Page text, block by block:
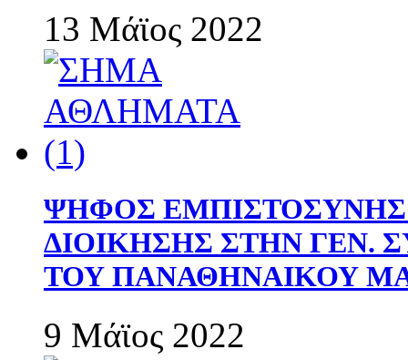
13 Μάϊος 2022
ΨΗΦΟΣ
ΔΙΟΙΚΗΣΗΣ ΣΤΗΝ ΓΕΝ.
ΤΟΥ ΠΑΝΑΘΗΝΑΙΚΟΥ
9 Μάϊος 2022